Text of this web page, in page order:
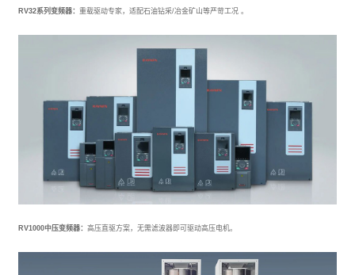
RV32系列变频器： 重载驱动专家，适配石油钻采/冶金矿山等严苛工况 。
RV1000中压变频器：高压直驱方案，无需滤波器即可驱动高压电机。